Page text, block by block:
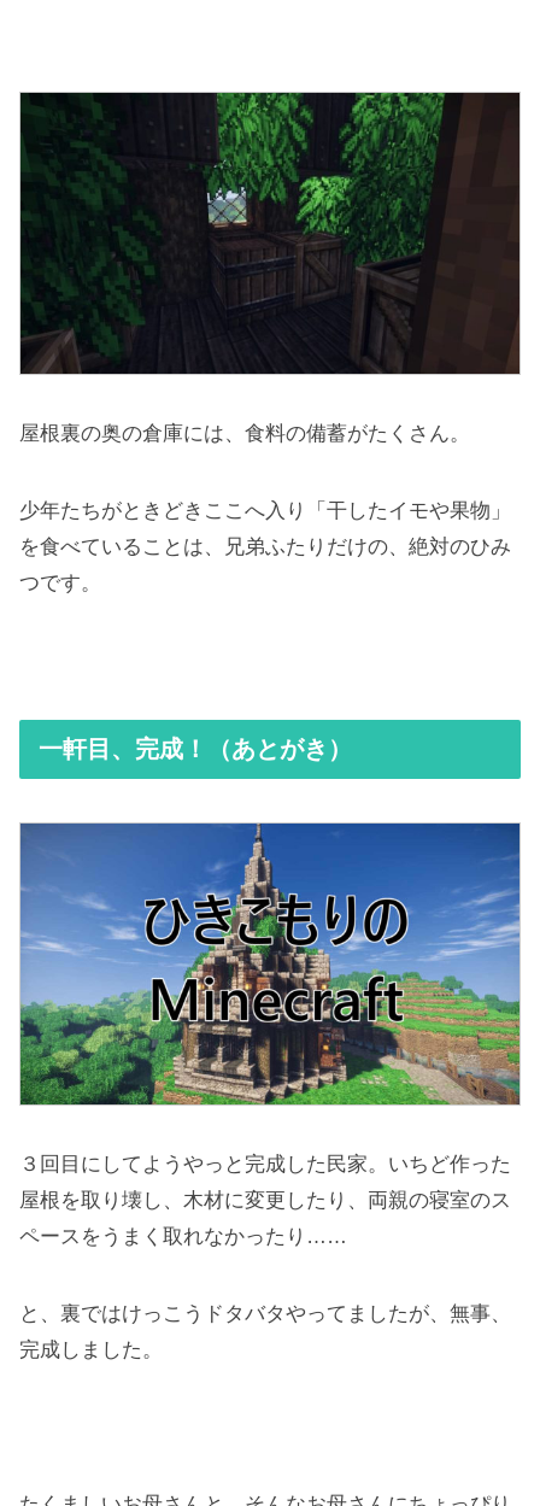
屋根裏の奥の倉庫には、食料の備蓄がたくさん。
少年たちがときどきここへ入り「干したイモや果物」
を食べていることは、兄弟ふたりだけの、絶対のひみ
つです。
一軒目、完成！（あとがき）
３回目にしてようやっと完成した民家。いちど作った
屋根を取り壊し、木材に変更したり、両親の寝室のス
ペースをうまく取れなかったり……
と、裏ではけっこうドタバタやってましたが、無事、
完成しました。